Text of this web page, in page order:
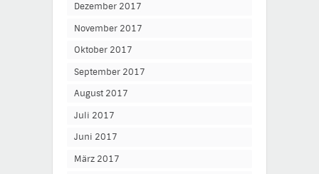
Dezember 2017
November 2017
Oktober 2017
September 2017
August 2017
Juli 2017
Juni 2017
März 2017